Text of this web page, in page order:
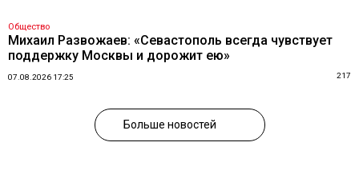
Общество
Михаил Развожаев: «Севастополь всегда чувствует
поддержку Москвы и дорожит ею»
07.08.2026 17:25 217
Больше новостей